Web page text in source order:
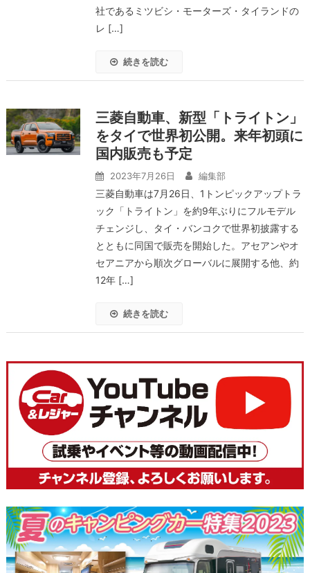
社であるミツビシ・モーターズ・タイランドの
レ […]
続きを読む
三菱自動車、新型「トライトン」
をタイで世界初公開。来年初頭に
国内販売も予定
2023年7月26日 編集部
三菱自動車は7月26日、1トンピックアップトラ
ック「トライトン」を約9年ぶりにフルモデル
チェンジし、タイ・バンコクで世界初披露する
とともに同国で販売を開始した。アセアンやオ
セアニアから順次グローバルに展開する他、約
12年 […]
続きを読む